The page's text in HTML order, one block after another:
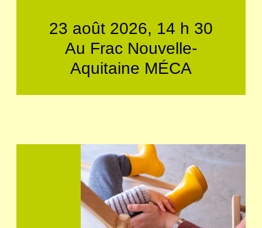
23 août 2026, 14 h 30
Au Frac Nouvelle-
Aquitaine MÉCA